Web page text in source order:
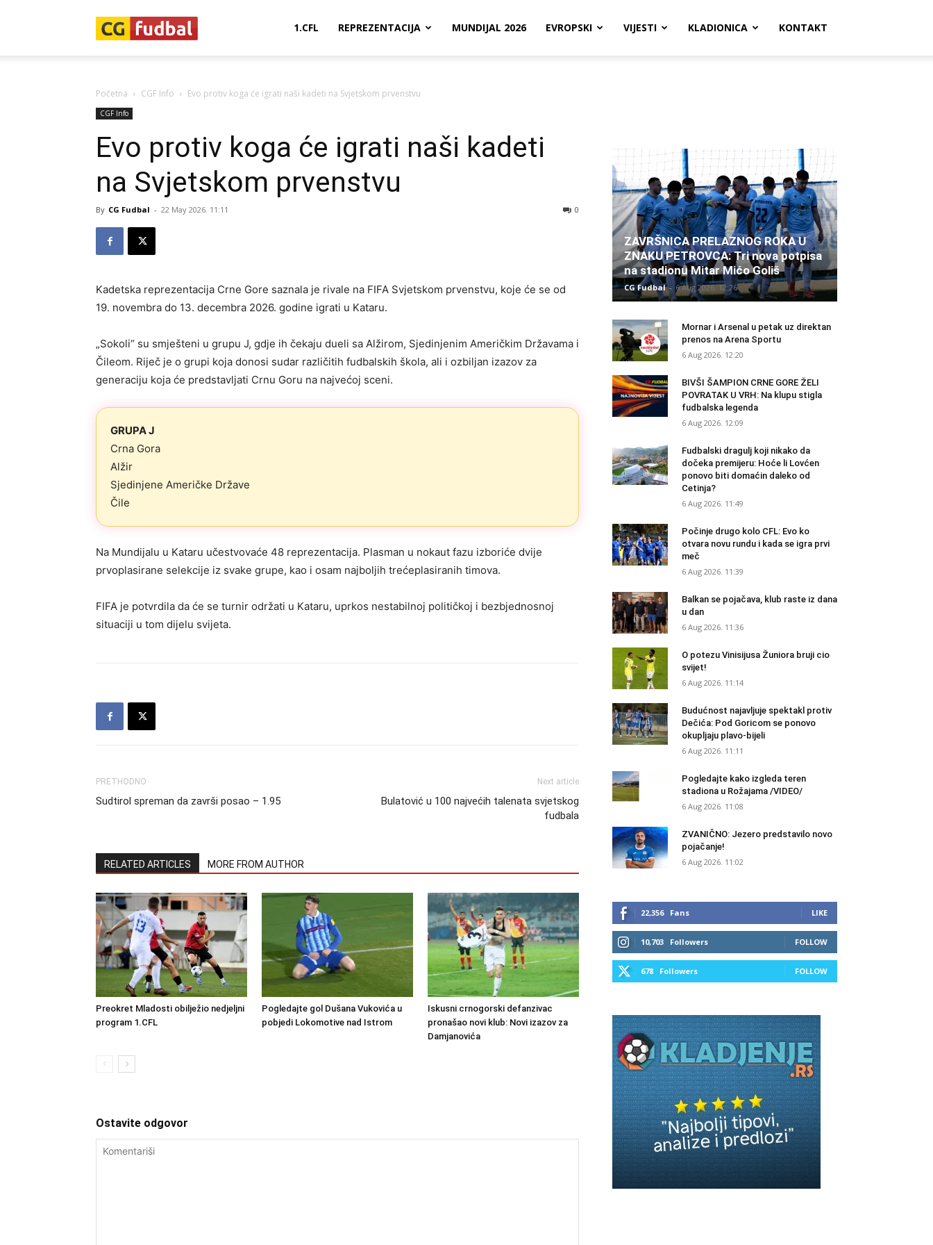
1.CFL REPREZENTACIJA MUNDIJAL 2026 EVROPSKI VIJESTI KLADIONICA KONTAKT
Početna CGF Info Evo protiv koga će igrati naši kadeti na Svjetskom prvenstvu
CGF Info
Evo protiv koga će igrati naši kadeti
na Svjetskom prvenstvu
By CG Fudbal - 22 May 2026. 11:11 0
Kadetska reprezentacija Crne Gore saznala je rivale na FIFA Svjetskom prvenstvu, koje će se od
19. novembra do 13. decembra 2026. godine igrati u Kataru.
„Sokoli“ su smješteni u grupu J, gdje ih čekaju dueli sa Alžirom, Sjedinjenim Američkim Državama i
Čileom. Riječ je o grupi koja donosi sudar različitih fudbalskih škola, ali i ozbiljan izazov za
generaciju koja će predstavljati Crnu Goru na najvećoj sceni.
GRUPA J
Crna Gora
Alžir
Sjedinjene Američke Države
Čile
Na Mundijalu u Kataru učestvovaće 48 reprezentacija. Plasman u nokaut fazu izboriće dvije
prvoplasirane selekcije iz svake grupe, kao i osam najboljih trećeplasiranih timova.
FIFA je potvrdila da će se turnir održati u Kataru, uprkos nestabilnoj političkoj i bezbjednosnoj
situaciji u tom dijelu svijeta.
PRETHODNO
Sudtirol spreman da završi posao – 1.95
Next article
Bulatović u 100 najvećih talenata svjetskog
fudbala
RELATED ARTICLES MORE FROM AUTHOR
Preokret Mladosti obilježio nedjeljni
program 1.CFL
Pogledajte gol Dušana Vukovića u
pobjedi Lokomotive nad Istrom
Iskusni crnogorski defanzivac
pronašao novi klub: Novi izazov za
Damjanovića
Ostavite odgovor
ZAVRŠNICA PRELAZNOG ROKA U
ZNAKU PETROVCA: Tri nova potpisa
na stadionu Mitar Mićo Goliš
CG Fudbal - 6 Aug 2026. 12:26
Mornar i Arsenal u petak uz direktan
prenos na Arena Sportu
6 Aug 2026. 12:20
BIVŠI ŠAMPION CRNE GORE ŽELI
POVRATAK U VRH: Na klupu stigla
fudbalska legenda
6 Aug 2026. 12:09
Fudbalski dragulj koji nikako da
dočeka premijeru: Hoće li Lovćen
ponovo biti domaćin daleko od
Cetinja?
6 Aug 2026. 11:49
Počinje drugo kolo CFL: Evo ko
otvara novu rundu i kada se igra prvi
meč
6 Aug 2026. 11:39
Balkan se pojačava, klub raste iz dana
u dan
6 Aug 2026. 11:36
O potezu Vinisijusa Žuniora bruji cio
svijet!
6 Aug 2026. 11:14
Budućnost najavljuje spektakl protiv
Dečića: Pod Goricom se ponovo
okupljaju plavo-bijeli
6 Aug 2026. 11:11
Pogledajte kako izgleda teren
stadiona u Rožajama /VIDEO/
6 Aug 2026. 11:08
ZVANIČNO: Jezero predstavilo novo
pojačanje!
6 Aug 2026. 11:02
22,356 Fans LIKE
10,703 Followers FOLLOW
678 Followers FOLLOW